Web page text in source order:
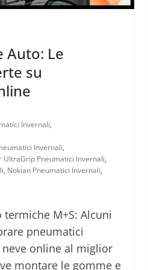
Auto: Le
su
Invernali,
Invernali,
UltraGrip Pneumatici Invernali,
, Nokian Pneumatici Invernali,
M+S: Alcuni
pneumatici
online al miglior
montare le gomme e